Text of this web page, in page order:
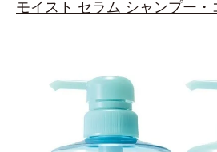
モイスト セラム シャンプー